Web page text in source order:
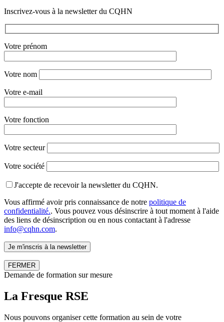
Inscrivez-vous à la newsletter du CQHN
Votre prénom
Votre nom
Votre e-mail
Votre fonction
Votre secteur
Votre société
J'accepte de recevoir la newsletter du CQHN.
Vous affirmé avoir pris connaissance de notre politique de
confidentialité.. Vous pouvez vous désinscrire à tout moment à l'aide
des liens de désinscription ou en nous contactant à l'adresse
info@cqhn.com.
FERMER
Demande de formation sur mesure
La Fresque RSE
Nous pouvons organiser cette formation au sein de votre